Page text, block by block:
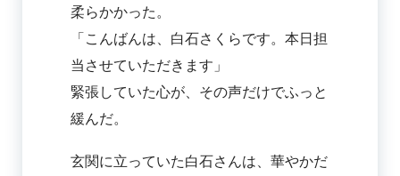
柔らかかった。
「こんばんは、白石さくらです。本日担
当させていただきます」
緊張していた心が、その声だけでふっと
緩んだ。
玄関に立っていた白石さんは、華やかだ